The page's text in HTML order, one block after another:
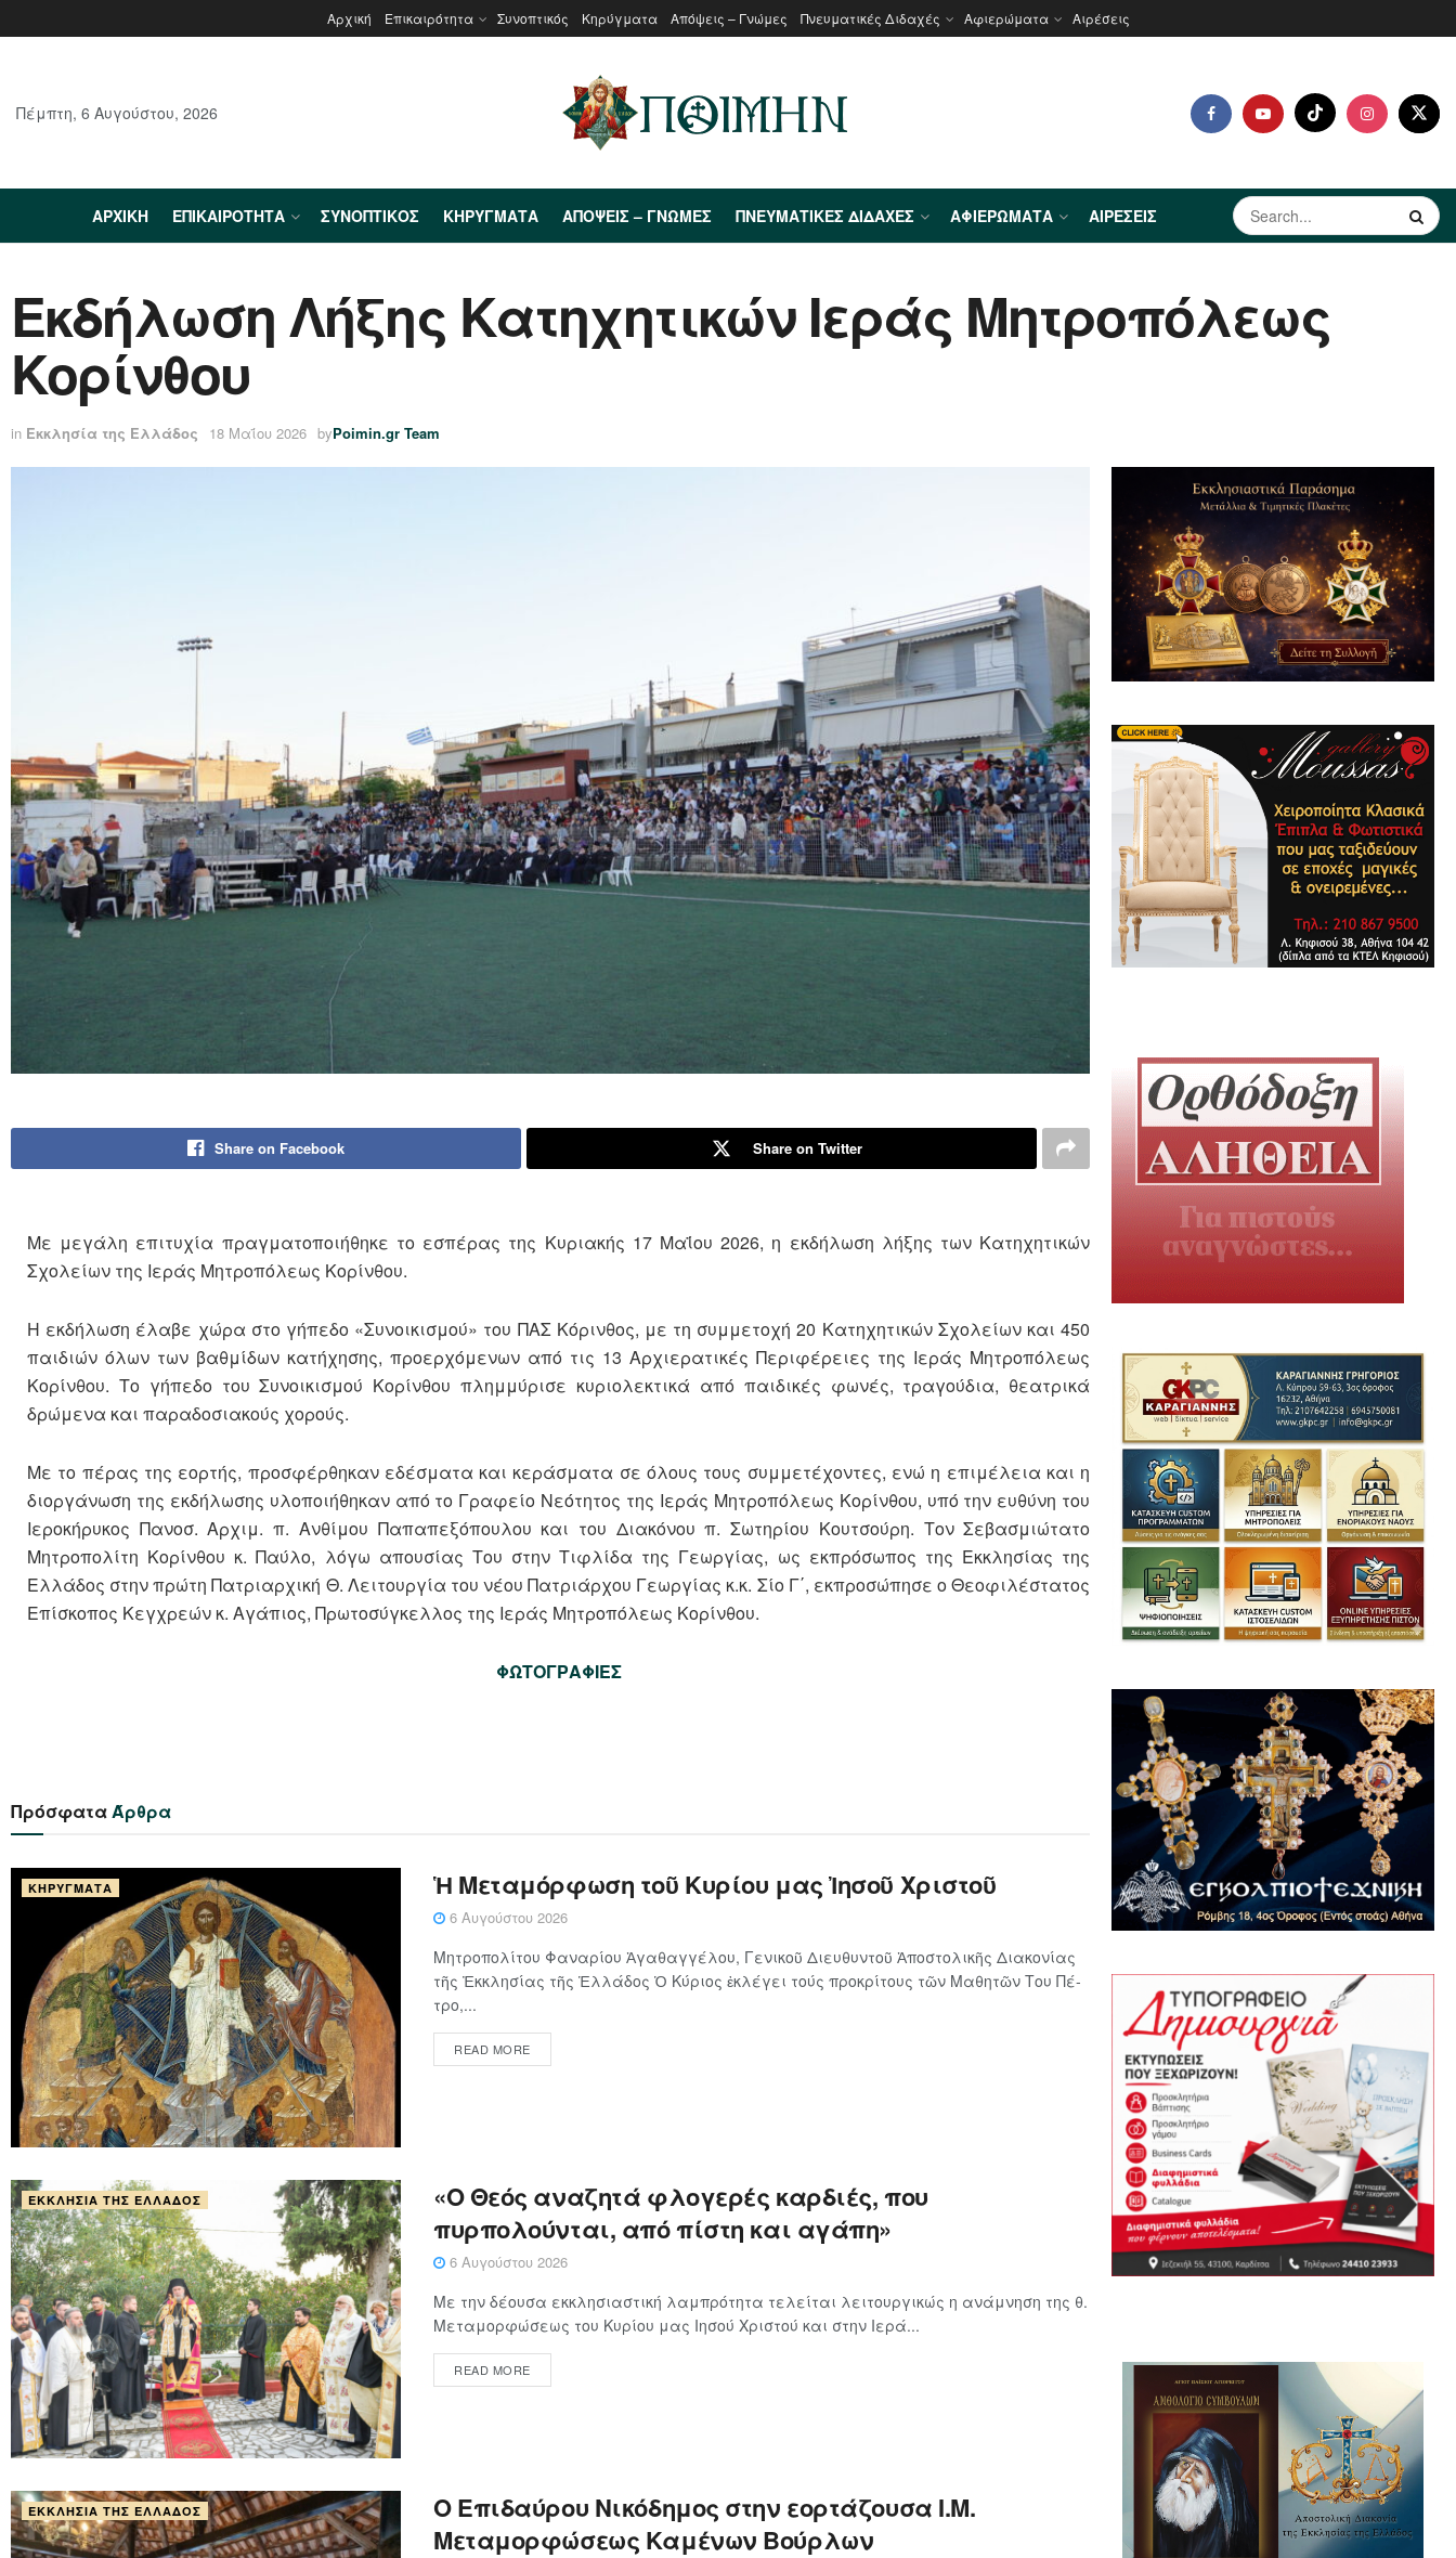
Αρχική Επικαιρότητα Συνοπτικός Κηρύγματα Απόψεις – Γνώμες Πνευματικές Διδαχές Αφιερώματα Αιρέσεις
Πέμπτη, 6 Αυγούστου, 2026
ΑΡΧΙΚΉ ΕΠΙΚΑΙΡΌΤΗΤΑ ΣΥΝΟΠΤΙΚΌΣ ΚΗΡΎΓΜΑΤΑ ΑΠΌΨΕΙΣ – ΓΝΏΜΕΣ ΠΝΕΥΜΑΤΙΚΈΣ ΔΙΔΑΧΈΣ ΑΦΙΕΡΏΜΑΤΑ ΑΙΡΈΣΕΙΣ
Εκδήλωση Λήξης Κατηχητικών Ιεράς Μητροπόλεως
Κορίνθου
in Εκκλησία της Ελλάδος 18 Μαΐου 2026 byPoimin.gr Team
Share on Facebook Share on Twitter
Με μεγάλη επιτυχία πραγματοποιήθηκε το εσπέρας της Κυριακής 17 Μαΐου 2026, η εκδήλωση λήξης των Κατηχητικών
Σχολείων της Ιεράς Μητροπόλεως Κορίνθου.
Η εκδήλωση έλαβε χώρα στο γήπεδο «Συνοικισμού» του ΠΑΣ Κόρινθος, με τη συμμετοχή 20 Κατηχητικών Σχολείων και 450
παιδιών όλων των βαθμίδων κατήχησης, προερχόμενων από τις 13 Αρχιερατικές Περιφέρειες της Ιεράς Μητροπόλεως
Κορίνθου. Το γήπεδο του Συνοικισμού Κορίνθου πλημμύρισε κυριολεκτικά από παιδικές φωνές, τραγούδια, θεατρικά
δρώμενα και παραδοσιακούς χορούς.
Με το πέρας της εορτής, προσφέρθηκαν εδέσματα και κεράσματα σε όλους τους συμμετέχοντες, ενώ η επιμέλεια και η
διοργάνωση της εκδήλωσης υλοποιήθηκαν από το Γραφείο Νεότητος της Ιεράς Μητροπόλεως Κορίνθου, υπό την ευθύνη του
Ιεροκήρυκος Πανοσ. Αρχιμ. π. Ανθίμου Παπαπεξόπουλου και του Διακόνου π. Σωτηρίου Κουτσούρη. Τον Σεβασμιώτατο
Μητροπολίτη Κορίνθου κ. Παύλο, λόγω απουσίας Του στην Τιφλίδα της Γεωργίας, ως εκπρόσωπος της Εκκλησίας της
Ελλάδος στην πρώτη Πατριαρχική Θ. Λειτουργία του νέου Πατριάρχου Γεωργίας κ.κ. Σίο Γ΄, εκπροσώπησε ο Θεοφιλέστατος
Επίσκοπος Κεγχρεών κ. Αγάπιος, Πρωτοσύγκελλος της Ιεράς Μητροπόλεως Κορίνθου.
ΦΩΤΟΓΡΑΦΙΕΣ
ΠρόσφαταΆρθρα
ΚΗΡΎΓΜΑΤΑ Ἡ Μεταμόρφωση τοῦ Κυρίου μας Ἰησοῦ Χριστοῦ
6 Αυγούστου 2026
Μητροπολίτου Φαναρίου Ἀγαθαγγέλου, Γενικοῦ Διευθυντοῦ Ἀποστολικῆς Διακονίας
τῆς Ἐκκλησίας τῆς Ἑλλάδος Ὁ Κύ­ρι­ος ἐκλέγει τούς προ­κρί­τους τῶν Μα­θη­τῶν Του Πέ­
τρο,...
READ MORE
ΕΚΚΛΗΣΊΑ ΤΗΣ ΕΛΛΆΔΟΣ
«Ο Θεός αναζητά φλογερές καρδιές, που
πυρπολούνται, από πίστη και αγάπη»
6 Αυγούστου 2026
Με την δέουσα εκκλησιαστική λαμπρότητα τελείται λειτουργικώς η ανάμνηση της θ.
Μεταμορφώσεως του Κυρίου μας Ιησού Χριστού και στην Ιερά...
READ MORE
ΕΚΚΛΗΣΊΑ ΤΗΣ ΕΛΛΆΔΟΣ
Ο Επιδαύρου Νικόδημος στην εορτάζουσα Ι.Μ.
Μεταμορφώσεως Καμένων Βούρλων